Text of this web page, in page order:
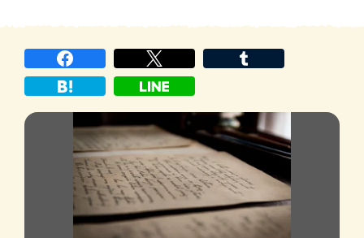
端な認識や行動とともにストーリーが展開
していく最新ミステリーを紹 […]